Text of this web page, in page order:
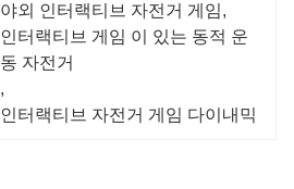
야외 인터랙티브 자전거 게임,
인터랙티브 게임 이 있는 동적 운
동 자전거
,
인터랙티브 자전거 게임 다이내믹